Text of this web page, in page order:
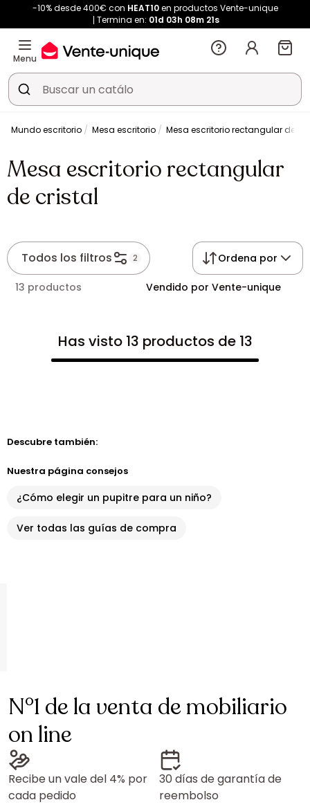
-10% desde 400€ con HEAT10en productos Vente-unique
Termina en: 01d 03h 08m 21s
Menu
Mundo escritorio Mesa escritorio Mesa escritorio rectangular de
Mesa escritorio rectangular
de cristal
Todos los filtros 2 Ordena por
13 productos Vendido por Vente-unique
Has visto 13 productos de 13
Descubre también:
Nuestra página consejos
¿Cómo elegir un pupitre para un niño?
Ver todas las guías de compra
N°1 de la venta de mobiliario
on line
Recibe un vale del 4% por
cada pedido
30 días de garantía de
reembolso